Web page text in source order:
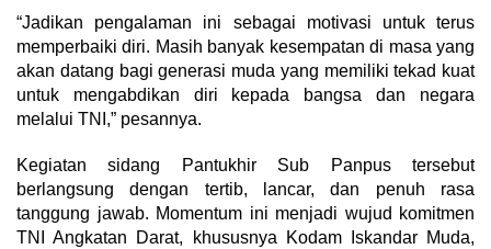
“Jadikan pengalaman ini sebagai motivasi untuk terus
memperbaiki diri. Masih banyak kesempatan di masa yang
akan datang bagi generasi muda yang memiliki tekad kuat
untuk mengabdikan diri kepada bangsa dan negara
melalui TNI,” pesannya.
Kegiatan sidang Pantukhir Sub Panpus tersebut
berlangsung dengan tertib, lancar, dan penuh rasa
tanggung jawab. Momentum ini menjadi wujud komitmen
TNI Angkatan Darat, khususnya Kodam Iskandar Muda,